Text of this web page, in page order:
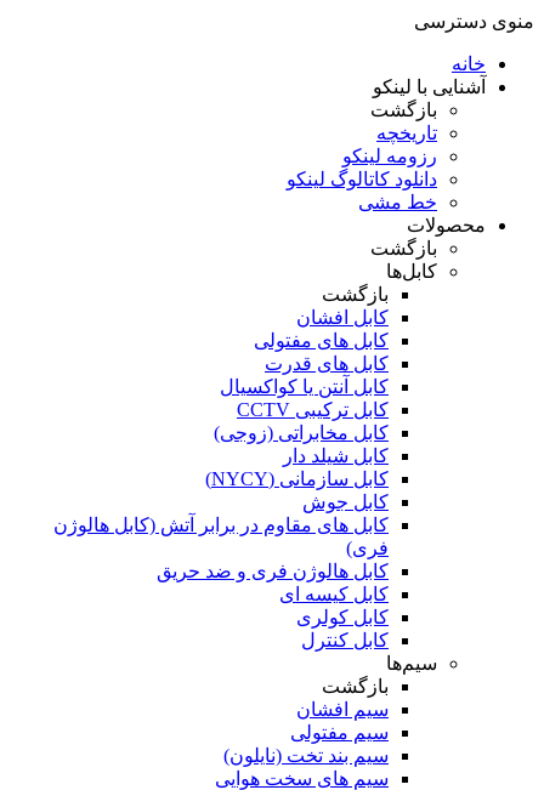
منوی دسترسی
خانه
آشنایی با لینکو
بازگشت
تاریخچه
رزومه لینکو
دانلود کاتالوگ لینکو
خط مشی
محصولات
بازگشت
کابل‌ها
بازگشت
کابل افشان
کابل های مفتولی
کابل های قدرت
کابل آنتن یا کواکسیال
کابل ترکیبی CCTV
کابل مخابراتی (زوجی)
کابل شیلد دار
کابل سازمانی (NYCY)
کابل جوش
کابل های مقاوم در برابر آتش (کابل هالوژن
فری)
کابل هالوژن فری و ضد حریق
کابل کیسه ای
کابل کولری
کابل کنترل
سیم‌ها
بازگشت
سیم افشان
سیم مفتولی
سیم بند تخت (نایلون)
سیم های سخت هوایی